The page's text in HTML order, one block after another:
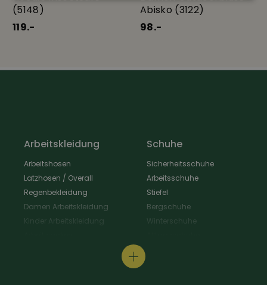
(5148)
119.-
Abisko (3122)
98.-
Arbeitskleidung
Arbeitshosen
Latzhosen / Overall
Regenbekleidung
Damen Arbeitskleidung
Kinder Arbeitskleidung
Schuhe
Sicherheitsschuhe
Arbeitsschuhe
Stiefel
Bergschuhe
Winterschuhe